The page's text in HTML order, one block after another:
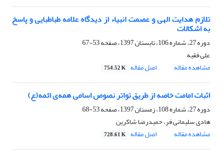
تلازم هدایت الهی و عصمت انبیاء از دیدگاه علامه طباطبایی و پاسخ
به اشکالات
دوره 27، شماره 106، تابستان 1397، صفحه
53-67
علی فقیه
مشاهده مقاله
اصل مقاله 754.52 K
اثبات امامت خاصه از طریق تواتر نصوص اسامی همه‌ی ائمه(ع)
دوره 27، شماره 108، زمستان 1397، صفحه
53-68
هادی سلیمانی فر، حمیدرضا شاکرین
مشاهده مقاله
اصل مقاله 728.61 K